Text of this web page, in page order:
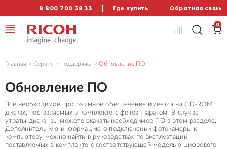
8 800 700 38 33 Где купить Обратная связь
0
Главная Сервис и поддержка Обновление ПО
Обновление ПО
Все необходимое программное обеспечение имеется на CD-ROM
дисках, поставляемых в комплекте с фотоаппаратом. В случае
утраты диска, вы можете скачать необходимое ПО в этом разделе.
Дополнительную информацию о подключении фотокамеры к
компьютеру можно найти в руководствах по эксплуатации,
поставляемых в комплекте с соответствующей моделью цифрового